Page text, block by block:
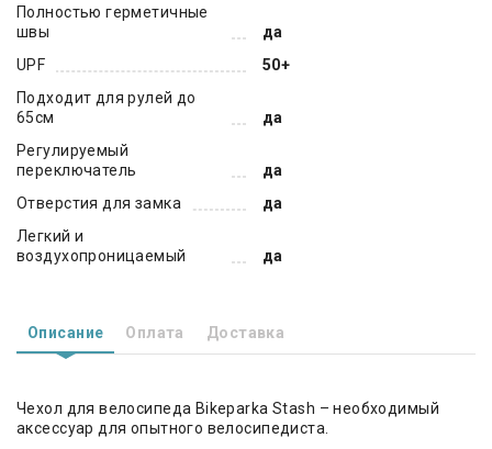
Полностью герметичные
швы
да
UPF
50+
Подходит для рулей до
65см
да
Регулируемый
переключатель
да
Отверстия для замка
да
Легкий и
воздухопроницаемый
да
Описание Оплата Доставка
Чехол для велосипеда Bikeparka Stash – необходимый
аксессуар для опытного велосипедиста.